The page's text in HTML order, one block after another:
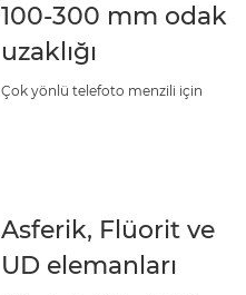
100-300 mm odak
uzaklığı
Çok yönlü telefoto menzili için
Asferik, Flüorit ve
UD elemanları